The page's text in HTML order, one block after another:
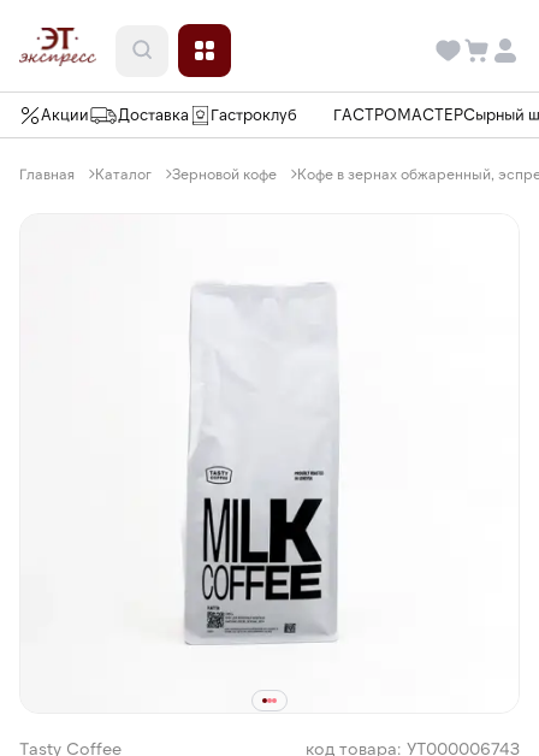
Акции Доставка Гастроклуб ГАСТРОМАСТЕРСырный
Главная Каталог Зерновой кофе Кофе в зернах обжаренный,
Tasty Coffee код товара: УТ000006743